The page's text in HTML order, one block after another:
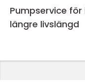
Pumpservice
längre livslängd